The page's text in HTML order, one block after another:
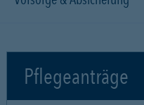
Pflegeanträge